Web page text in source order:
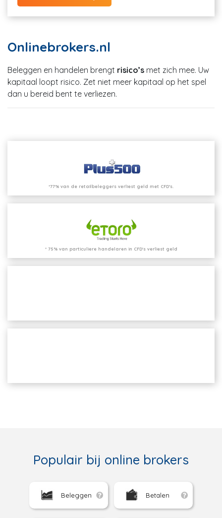
Onlinebrokers.nl
Beleggen en handelen brengt risico’s met zich mee. Uw
kapitaal loopt risico. Zet niet meer kapitaal op het spel
dan u bereid bent te verliezen.
*77% van de retailbeleggers verliest geld met CFD’s.
* 75% van particuliere handelaren in CFD's verliest geld
Populair bij online brokers
Beleggen Betalen